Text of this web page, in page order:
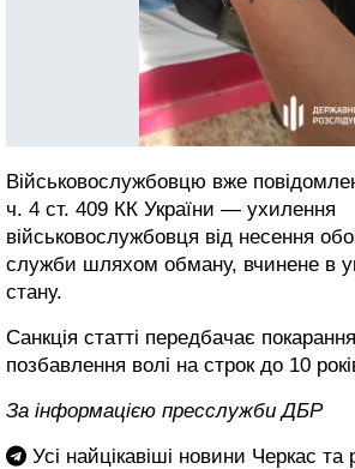
Військовослужбовцю вже
ч. 4 ст. 409 КК України — ухилення
військовослужбовця від несення
служби шляхом обману, вчинене в
стану.
Санкція статті передбачає
позбавлення волі на строк до 10
За інформацією пресслужби ДБР
Усі найцікавіші новини Черкас та